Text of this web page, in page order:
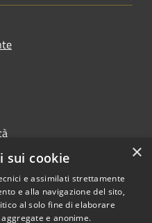
dal 2025
×
sui cookie
e assimilati strettamente
e alla navigazione del sito,
al solo fine di elaborare
e anonime.